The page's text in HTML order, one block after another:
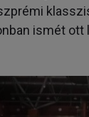
ismét ott